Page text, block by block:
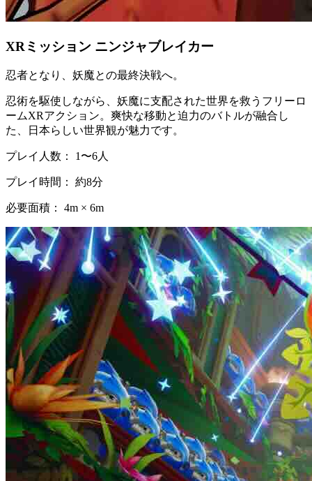
XRミッション ニンジャブレイカー
忍者となり、妖魔との最終決戦へ。
忍術を駆使しながら、妖魔に支配された世界を救うフリーロ
ームXRアクション。爽快な移動と迫力のバトルが融合し
た、日本らしい世界観が魅力です。
プレイ人数： 1〜6人
プレイ時間： 約8分
必要面積： 4m × 6m